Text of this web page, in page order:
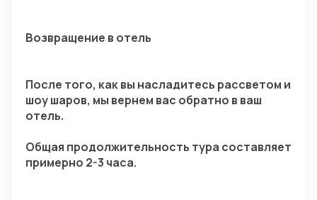
Возвращение в отель
После того, как вы насладитесь рассветом и
шоу шаров, мы вернем вас обратно в ваш
отель.
Общая продолжительность тура составляет
примерно 2-3 часа.